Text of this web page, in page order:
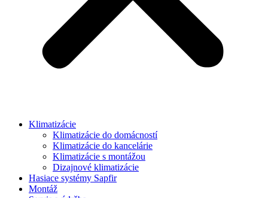
Klimatizácie
Klimatizácie do domácností
Klimatizácie do kancelárie
Klimatizácie s montážou
Dizajnové klimatizácie
Hasiace systémy Sapfir
Montáž